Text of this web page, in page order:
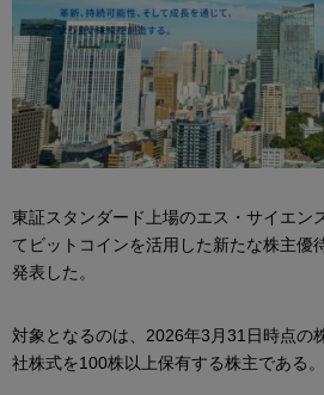
東証スタンダード上場のエス・サイエン
てビットコインを活用した新たな株主優
発表した。
対象となるのは、2026年3月31日時点の
社株式を100株以上保有する株主である。